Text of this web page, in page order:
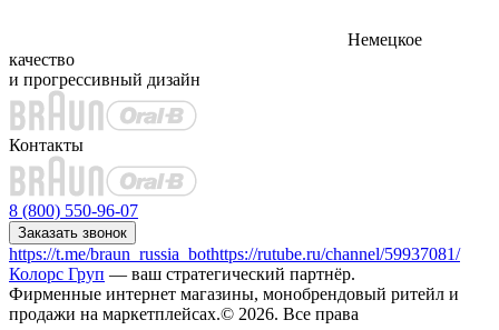
Немецкое
качество
и прогрессивный дизайн
Контакты
8 (800) 550-96-07
Заказать звонок
https://t.me/braun_russia_bothttps://rutube.ru/channel/59937081/
Колорс Груп — ваш стратегический партнёр.
Фирменные интернет магазины, монобрендовый ритейл и
продажи на маркетплейсах.© 2026. Все права